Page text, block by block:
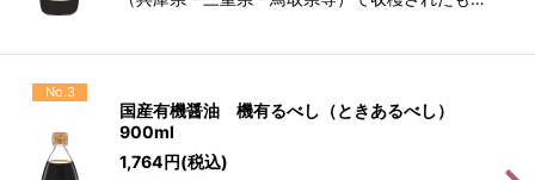
No.3
国産有機醤油 機有るべし（ときあるべし）
900ml
1,764円(税込)